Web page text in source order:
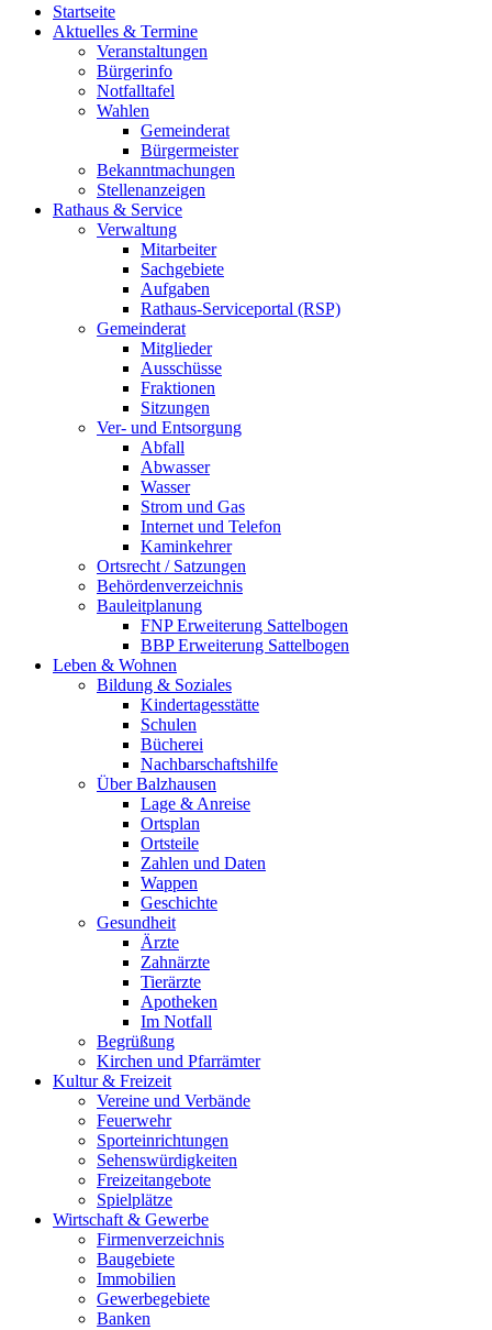
Startseite
Aktuelles & Termine
Veranstaltungen
Bürgerinfo
Notfalltafel
Wahlen
Gemeinderat
Bürgermeister
Bekanntmachungen
Stellenanzeigen
Rathaus & Service
Verwaltung
Mitarbeiter
Sachgebiete
Aufgaben
Rathaus-Serviceportal (RSP)
Gemeinderat
Mitglieder
Ausschüsse
Fraktionen
Sitzungen
Ver- und Entsorgung
Abfall
Abwasser
Wasser
Strom und Gas
Internet und Telefon
Kaminkehrer
Ortsrecht / Satzungen
Behördenverzeichnis
Bauleitplanung
FNP Erweiterung Sattelbogen
BBP Erweiterung Sattelbogen
Leben & Wohnen
Bildung & Soziales
Kindertagesstätte
Schulen
Bücherei
Nachbarschaftshilfe
Über Balzhausen
Lage & Anreise
Ortsplan
Ortsteile
Zahlen und Daten
Wappen
Geschichte
Gesundheit
Ärzte
Zahnärzte
Tierärzte
Apotheken
Im Notfall
Begrüßung
Kirchen und Pfarrämter
Kultur & Freizeit
Vereine und Verbände
Feuerwehr
Sporteinrichtungen
Sehenswürdigkeiten
Freizeitangebote
Spielplätze
Wirtschaft & Gewerbe
Firmenverzeichnis
Baugebiete
Immobilien
Gewerbegebiete
Banken